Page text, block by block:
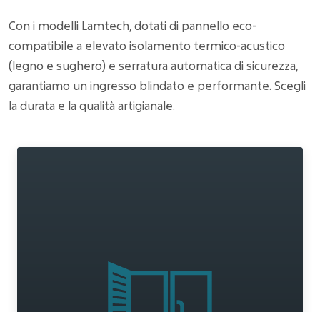
Con i modelli Lamtech, dotati di pannello eco-
compatibile a elevato isolamento termico-acustico
(legno e sughero) e serratura automatica di sicurezza,
garantiamo un ingresso blindato e performante. Scegli
la durata e la qualità artigianale.